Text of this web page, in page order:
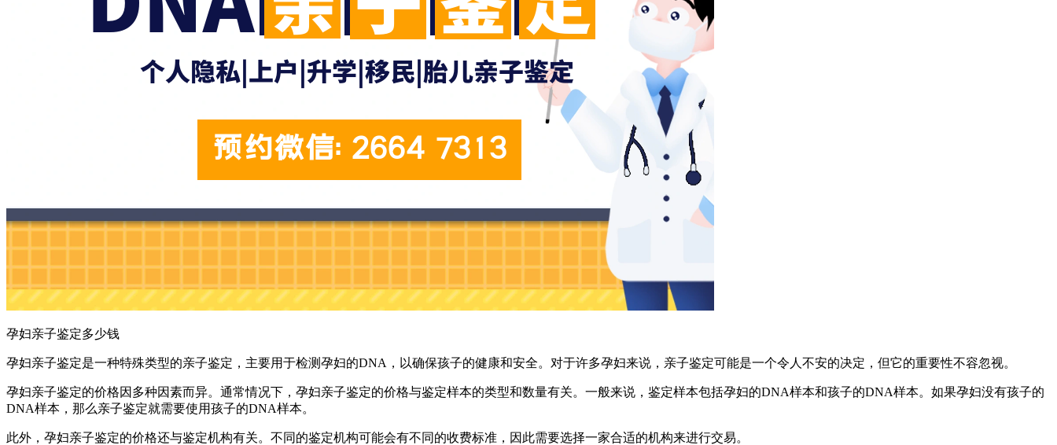
孕妇亲子鉴定多少钱
孕妇亲子鉴定是一种特殊类型的亲子鉴定，主要用于检测孕妇的DNA，以确保孩子的健康和安全。对于许多孕妇来说，亲子鉴定可能是一个令人不安的决定，但它的重要性不容忽视。
孕妇亲子鉴定的价格因多种因素而异。通常情况下，孕妇亲子鉴定的价格与鉴定样本的类型和数量有关。一般来说，鉴定样本包括孕妇的DNA样本和孩子的DNA样本。如果孕妇没有孩子的
DNA样本，那么亲子鉴定就需要使用孩子的DNA样本。
此外，孕妇亲子鉴定的价格还与鉴定机构有关。不同的鉴定机构可能会有不同的收费标准，因此需要选择一家合适的机构来进行交易。